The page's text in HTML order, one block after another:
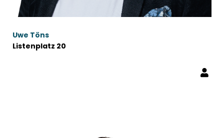
Uwe Töns
Listenplatz 20